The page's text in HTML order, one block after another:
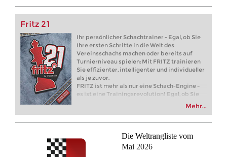
Tactics in a live game
Moran - Devalia
New Opening Trend
8h
New Opening Trend
Murzin - Tutisani (D02)
New Opening Trend
Atabayev - Anton Guijarro (B11)
Fritz 21
Ihr persönlicher Schachtrainer - Egal, ob Sie
Ihre ersten Schritte in die Welt des
Vereinsschachs machen oder bereits auf
Turnierniveau spielen: Mit FRITZ trainieren
Sie effizienter, intelligenter und individueller
als je zuvor.
FRITZ ist mehr als nur eine Schach-Engine –
es ist eine Trainingsrevolution! Egal, ob Sie
Vereinsschachs machen oder bereits auf
Mehr...
Die Weltrangliste vom
Mai 2026